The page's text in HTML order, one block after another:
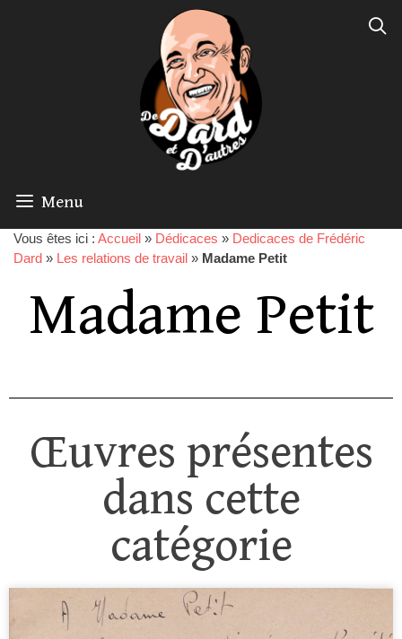
Menu
Vous êtes ici : Accueil » Dédicaces » Dedicaces de Frédéric
Dard » Les relations de travail » Madame Petit
Madame Petit
Œuvres présentes
dans cette
catégorie